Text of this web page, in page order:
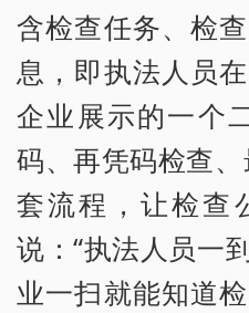
含检查任务、检
息，即执法人员
企业展示的一个
码、再凭码检查
套流程，让检查
说：“执法人员一
业一扫就能知道